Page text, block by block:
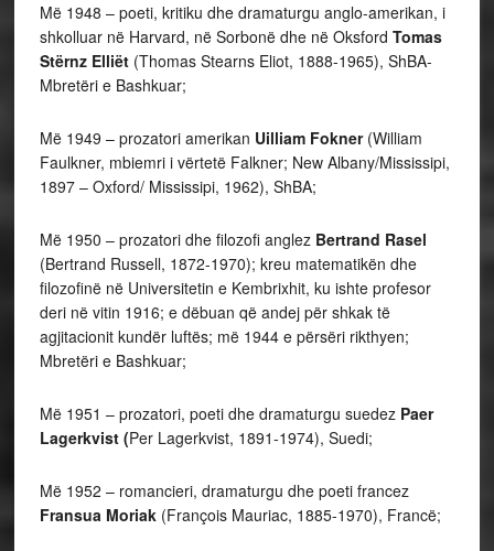
Më 1948 – poeti, kritiku dhe dramaturgu anglo-amerikan, i
shkolluar në Harvard, në Sorbonë dhe në Oksford Tomas
Stërnz Elliët (Thomas Stearns Eliot, 1888-1965), ShBA-
Mbretëri e Bashkuar;
Më 1949 – prozatori amerikan Uilliam Fokner (William
Faulkner, mbiemri i vërtetë Falkner; New Albany/Mississipi,
1897 – Oxford/ Mississipi, 1962), ShBA;
Më 1950 – prozatori dhe filozofi anglez Bertrand Rasel
(Bertrand Russell, 1872-1970); kreu matematikën dhe
filozofinë në Universitetin e Kembrixhit, ku ishte profesor
deri në vitin 1916; e dëbuan që andej për shkak të
agjitacionit kundër luftës; më 1944 e përsëri rikthyen;
Mbretëri e Bashkuar;
Më 1951 – prozatori, poeti dhe dramaturgu suedez Paer
Lagerkvist (Per Lagerkvist, 1891-1974), Suedi;
Më 1952 – romancieri, dramaturgu dhe poeti francez
Fransua Moriak (François Mauriac, 1885-1970), Francë;